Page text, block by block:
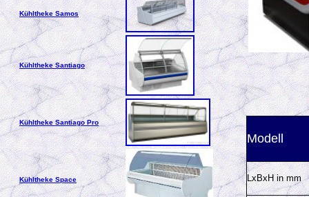
Kühltheke Samos
Kühltheke Santiago
Kühltheke Santiago Pro
Kühltheke Space
Modell
LxBxH in mm